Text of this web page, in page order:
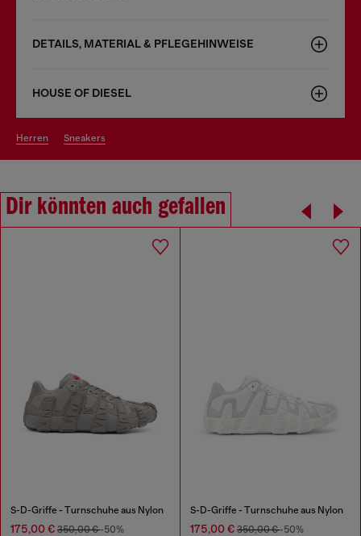
DETAILS, MATERIAL & PFLEGEHINWEISE
HOUSE OF DIESEL
herren sneakers
Dir könnten auch gefallen
S-D-Griffe - Turnschuhe aus Nylon
175,00 € 350,00 €-50%
S-D-Griffe - Turnschuhe aus Nylon
175,00 € 350,00 €-50%